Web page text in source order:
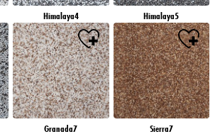
Himalaya4 Himalaya5
Granada7 Sierra7